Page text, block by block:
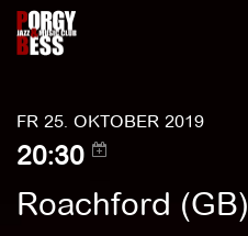
FR 25. OKTOBER 2019
20:30
Roachford (GB)